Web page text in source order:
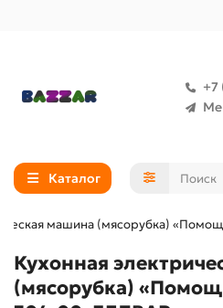
+7
Каталог
машина (мясорубка)
Кухонная
(мясорубка)